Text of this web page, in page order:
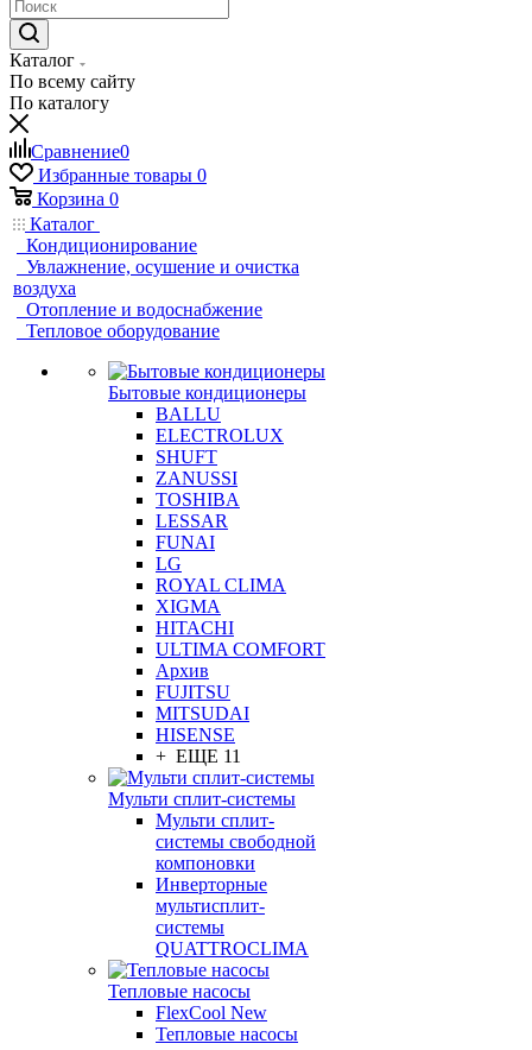
Каталог
По всему сайту
По каталогу
Сравнение0
Избранные товары 0
Корзина 0
Каталог
Кондиционирование
Увлажнение, осушение и очистка
воздуха
Отопление и водоснабжение
Тепловое оборудование
Бытовые кондиционеры
BALLU
ELECTROLUX
SHUFT
ZANUSSI
TOSHIBA
LESSAR
FUNAI
LG
ROYAL CLIMA
XIGMA
HITACHI
ULTIMA COMFORT
Архив
FUJITSU
MITSUDAI
HISENSE
+ ЕЩЕ 11
Мульти сплит-системы
Мульти сплит-
системы свободной
компоновки
Инверторные
мультисплит-
системы
QUATTROCLIMA
Тепловые насосы
FlexCool New
Тепловые насосы